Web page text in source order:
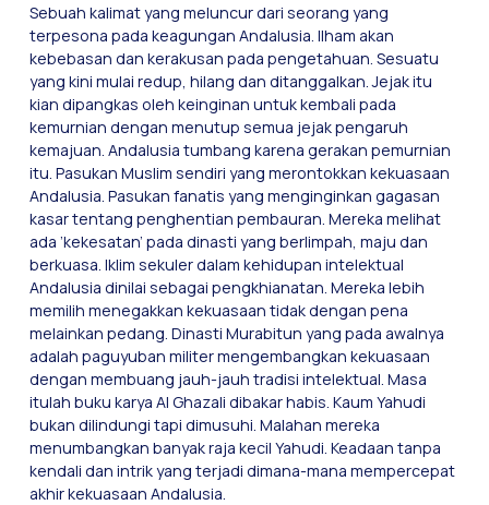
Sebuah kalimat yang meluncur dari seorang yang
terpesona pada keagungan Andalusia. Ilham akan
kebebasan dan kerakusan pada pengetahuan. Sesuatu
yang kini mulai redup, hilang dan ditanggalkan. Jejak itu
kian dipangkas oleh keinginan untuk kembali pada
kemurnian dengan menutup semua jejak pengaruh
kemajuan. Andalusia tumbang karena gerakan pemurnian
itu. Pasukan Muslim sendiri yang merontokkan kekuasaan
Andalusia. Pasukan fanatis yang menginginkan gagasan
kasar tentang penghentian pembauran. Mereka melihat
ada ’kekesatan’ pada dinasti yang berlimpah, maju dan
berkuasa. Iklim sekuler dalam kehidupan intelektual
Andalusia dinilai sebagai pengkhianatan. Mereka lebih
memilih menegakkan kekuasaan tidak dengan pena
melainkan pedang. Dinasti Murabitun yang pada awalnya
adalah paguyuban militer mengembangkan kekuasaan
dengan membuang jauh-jauh tradisi intelektual. Masa
itulah buku karya Al Ghazali dibakar habis. Kaum Yahudi
bukan dilindungi tapi dimusuhi. Malahan mereka
menumbangkan banyak raja kecil Yahudi. Keadaan tanpa
kendali dan intrik yang terjadi dimana-mana mempercepat
akhir kekuasaan Andalusia.